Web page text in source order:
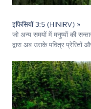
इफिसियों 3:5 (HINIRV) »
जो अन्य समयों में मनुष्यों की
द्वारा अब उसके पवित्र प्रेरितों